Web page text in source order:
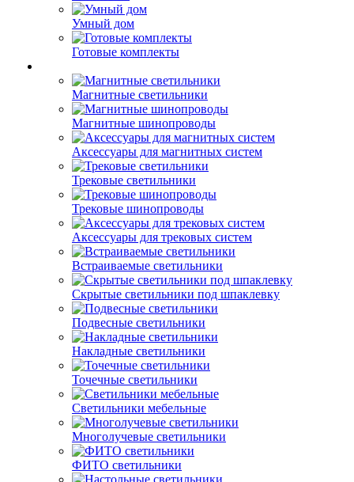
Умный дом
Готовые комплекты
Магнитные светильники
Магнитные шинопроводы
Аксессуары для магнитных систем
Трековые светильники
Трековые шинопроводы
Аксессуары для трековых систем
Встраиваемые светильники
Скрытые светильники под шпаклевку
Подвесные светильники
Накладные светильники
Точечные светильники
Светильники мебельные
Многолучевые светильники
ФИТО светильники